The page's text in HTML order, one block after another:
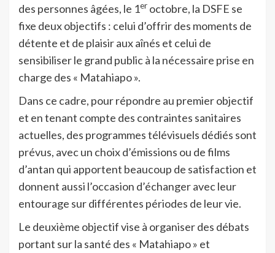
des personnes âgées, le 1er octobre, la DSFE se
fixe deux objectifs : celui d’offrir des moments de
détente et de plaisir aux aînés et celui de
sensibiliser le grand public à la nécessaire prise en
charge des « Matahiapo ».
Dans ce cadre, pour répondre au premier objectif
et en tenant compte des contraintes sanitaires
actuelles, des programmes télévisuels dédiés sont
prévus, avec un choix d’émissions ou de films
d’antan qui apportent beaucoup de satisfaction et
donnent aussi l’occasion d’échanger avec leur
entourage sur différentes périodes de leur vie.
Le deuxième objectif vise à organiser des débats
portant sur la santé des « Matahiapo » et